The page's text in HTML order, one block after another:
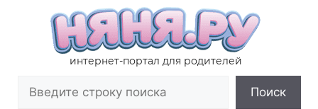
содержимому
интернет-портал для родителей
Поиск